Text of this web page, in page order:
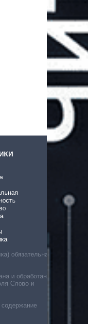
обязательна
и обработана
Слово и
содержание